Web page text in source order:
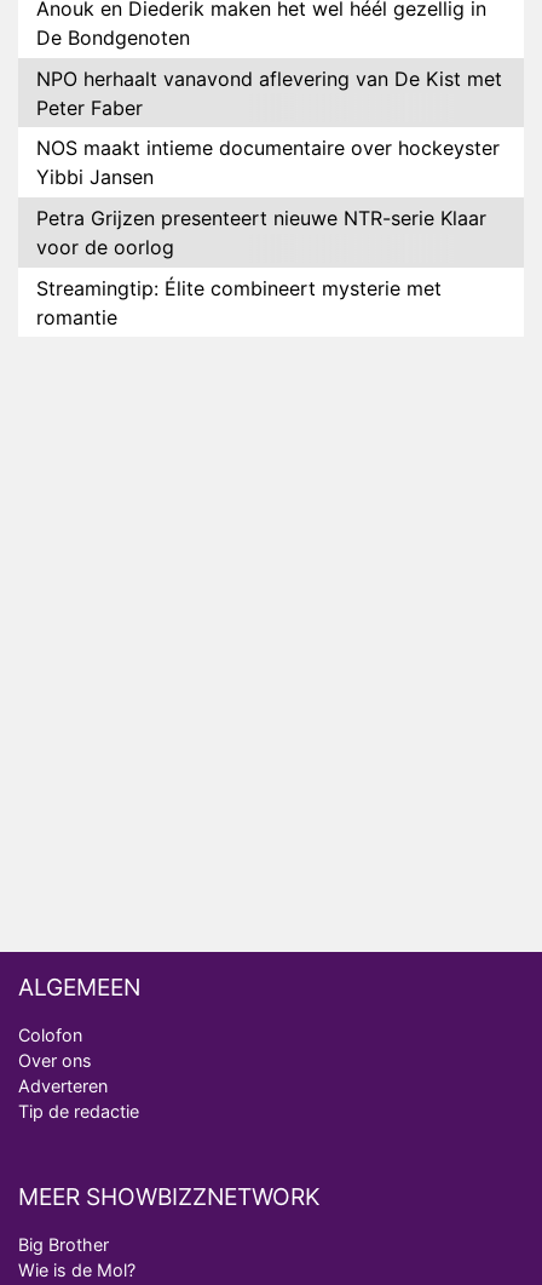
Anouk en Diederik maken het wel héél gezellig in
De Bondgenoten
NPO herhaalt vanavond aflevering van De Kist met
Peter Faber
NOS maakt intieme documentaire over hockeyster
Yibbi Jansen
Petra Grijzen presenteert nieuwe NTR-serie Klaar
voor de oorlog
Streamingtip: Élite combineert mysterie met
romantie
ALGEMEEN
Colofon
Over ons
Adverteren
Tip de redactie
MEER SHOWBIZZNETWORK
Big Brother
Wie is de Mol?